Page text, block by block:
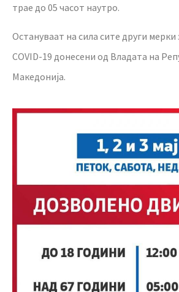
трае до 05 часот наутро.
Остануваат на сила сите други
COVID-19 донесени од Владата на
Македонија.